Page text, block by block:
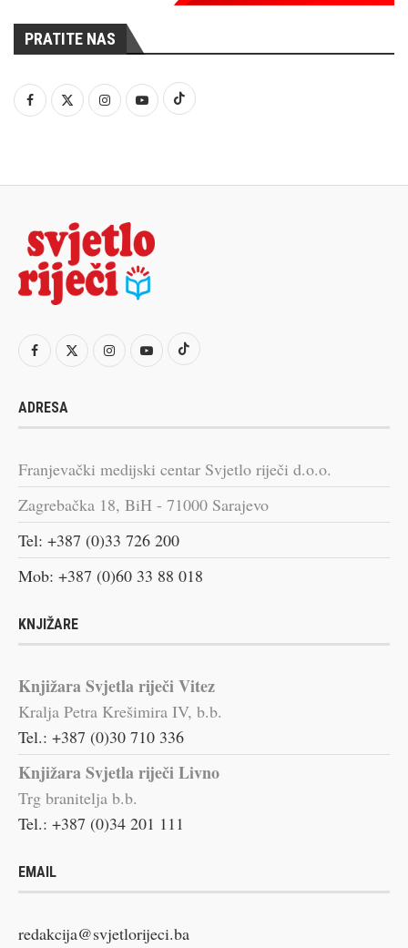
PRATITE NAS
ADRESA
Franjevački medijski centar Svjetlo riječi d.o.o.
Zagrebačka 18, BiH - 71000 Sarajevo
Tel: +387 (0)33 726 200
Mob: +387 (0)60 33 88 018
KNJIŽARE
Knjižara Svjetla riječi Vitez
Kralja Petra Krešimira IV, b.b.
Tel.: +387 (0)30 710 336
Knjižara Svjetla riječi Livno
Trg branitelja b.b.
Tel.: +387 (0)34 201 111
EMAIL
redakcija@svjetlorijeci.ba